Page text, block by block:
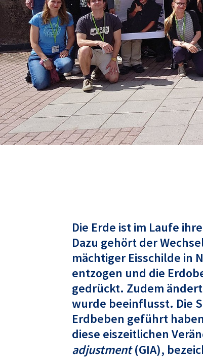
Die Erde ist im Laufe
Dazu gehört der
mächtiger Eisschilde in
entzogen und die
gedrückt. Zudem
wurde beeinflusst. Die
Erdbeben geführt
diese eiszeitlichen
adjustment(GIA),